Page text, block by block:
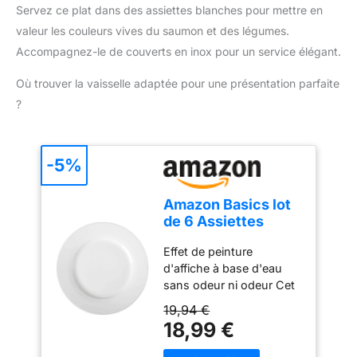
suceur de sol facilite son
utilisation Contenu de la
livraison : nettoyeur
Kärcher, flexible vapeur
crayon, brosse ronde
efficacité. 💨【Cuisson à
la vapeur facile à la
main】Appuyez sur le
bouton de verrouillage et
vapeur, puis relâchez le
nettoyeur vapeur
s'éteindra
automatiquement.
Contrairement à d'autres
nettoyeurs à vapeur qui
doivent maintenir tous
pendant l'utilisation. Le
nettoyeur vapeur portatif
EAVE vous aide à
nettoyer facilement et à
réduire la fatigue des
mains! 💨【Puissant et
Servez ce plat dans des assiettes blanches pour mettre en
valeur les couleurs vives du saumon et des légumes.
Accompagnez-le de couverts en inox pour un service élégant.
Où trouver la vaisselle adaptée pour une présentation parfaite
?
Amazon Basics lot
de 6 Assiettes
Porcelaine, 26.67
cm
Effet de peinture
d'affiche à base d'eau
sans odeur ni odeur Cet
des surfaces. Papier,
carton, métal, plastique,
verre, pierre, toile, tissu,
19,94 €
18,99 €
-5%